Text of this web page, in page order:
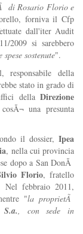
di Rosario Florio e
forniva il Cfp
dall'iter Audit
2009 si sarebbero
sostenute".
responsabile della
stato in grado di
della Direzione
una presunta
il dossier, Ipea
, nella cui provincia
dopo a San DonÃ
Florio, fratello
Nel febbraio 2011,
"la proprietÃ
S.a., con sede in